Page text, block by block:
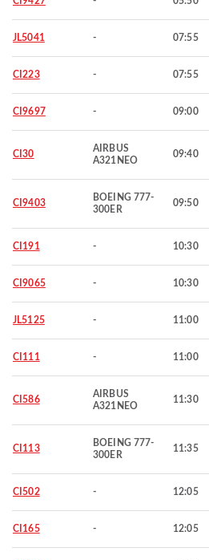
JL5041 - 07:55
CI223 - 07:55
CI9697 - 09:00
CI30
AIRBUS
A321NEO
09:40
CI9403
BOEING 777-
300ER
09:50
CI191 - 10:30
CI9065 - 10:30
JL5125 - 11:00
CI111 - 11:00
CI586
AIRBUS
A321NEO
11:30
CI113
BOEING 777-
300ER
11:35
CI502 - 12:05
CI165 - 12:05